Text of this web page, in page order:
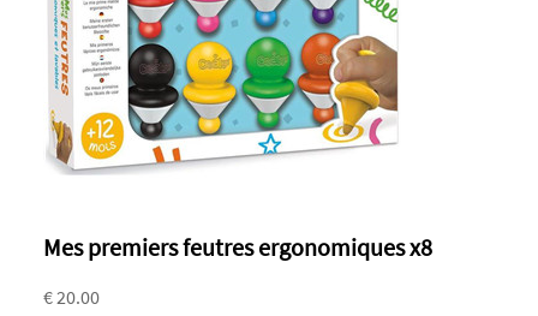
Mes premiers feutres ergonomiques x8
€ 20.00